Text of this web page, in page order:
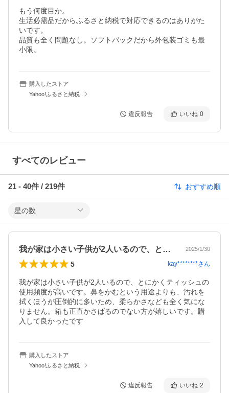
もう何度目か。
生活必需品だからふるさと納税で対応できるのはありがた
いです。
品質も全く問題なし。ソフトパックだから外包装ゴミも最
小限。
購入したストア
Yahoo!ふるさと納税
違反報告 いいね 0
すべてのレビュー
21 - 40件 / 219件 おすすめ順
星の数
我が家は小さい子供が2人いるので、とに… 2025/1/30
5 kay********さん
我が家は小さい子供が2人いるので、とにかくティッシュの
使用頻度が高いです。鼻をかむという用途よりも、汚れを
拭くほうが圧倒的に多いため、柔らかさなども全く気にな
りません。箱も正直かさばるのでない方が嬉しいです。購
入して良かったです
購入したストア
Yahoo!ふるさと納税
違反報告 いいね 2